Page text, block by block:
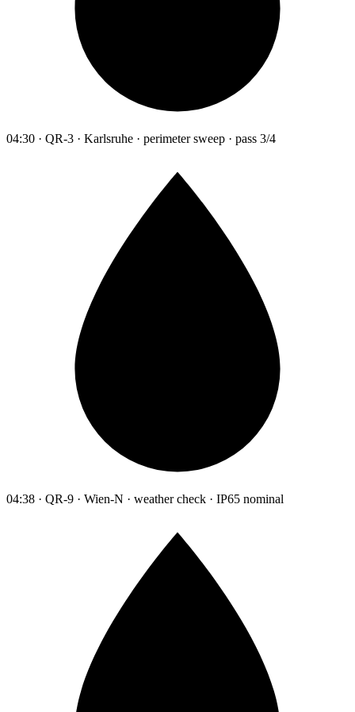
04:30 · QR-3 · Karlsruhe · perimeter sweep · pass 3/4
04:38 · QR-9 · Wien-N · weather check · IP65 nominal